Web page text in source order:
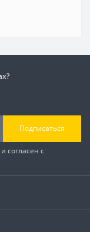
Подписаться
и согласен с